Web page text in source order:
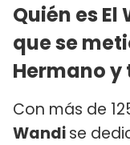
Quién es
que se
Hermano
Con más de
Wandise